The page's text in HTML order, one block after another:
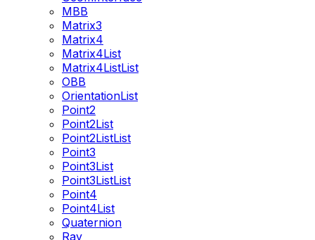
MBB
Matrix3
Matrix4
Matrix4List
Matrix4ListList
OBB
OrientationList
Point2
Point2List
Point2ListList
Point3
Point3List
Point3ListList
Point4
Point4List
Quaternion
Ray